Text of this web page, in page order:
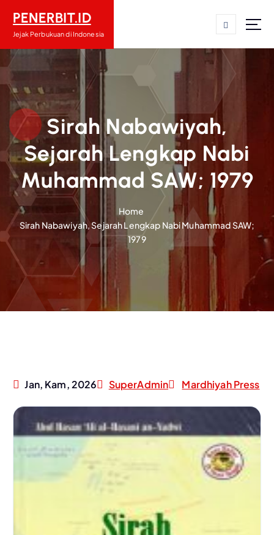
p
n
PENERBIT.ID
Jejak Perbukuan di Indonesia
Sirah Nabawiyah,
Sejarah Lengkap Nabi
Muhammad SAW; 1979
Home
Sirah Nabawiyah, Sejarah Lengkap Nabi Muhammad SAW;
1979
Jan, Kam, 2026 SuperAdmin Mardhiyah Press